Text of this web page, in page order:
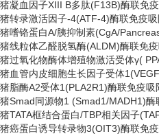
猪凝血因子XIII B多肽(F13B)酶联免
猪转录激活因子-4(ATF-4)酶联免疫
猪嗜铬蛋白A/胰抑制素(CgA/
猪线粒体乙醛脱氢酶(ALDM)酶联免
猪过氧化物酶体增殖物激活受体γ(
猪血管内皮细胞生长因子受体
猪脂酶A2受体1(PLA2R1)酶联免疫吸
猪Smad同源物1 (Smad1/MADH1)酶
猪TATA框结合蛋白/TBP相关因子
猪癌蛋白诱导转录物3(OIT3)酶联免